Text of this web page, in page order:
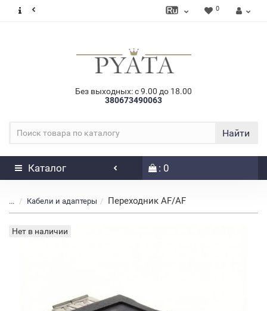
0
Без выходных: с 9.00 до 18.00
380673490063
Найти
Каталог : 0
... Кабели и адаптеры Переходник AF/AF
Нет в наличии